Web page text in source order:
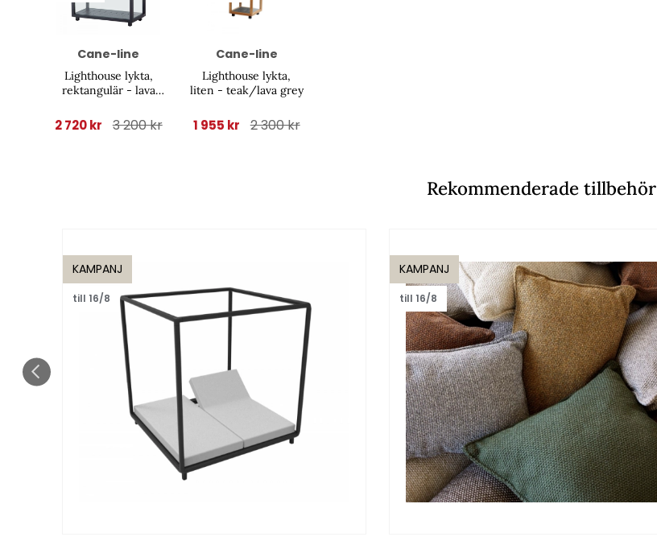
Cane-line
Lighthouse lykta,
rektangulär - lava
2 720 kr 3 200 kr
Cane-line
Lighthouse lykta,
liten - teak/lava grey
1 955 kr 2 300 kr
Rekommenderade tillbehör
KAMPANJ
till 16/8
KAMPANJ
till 16/8